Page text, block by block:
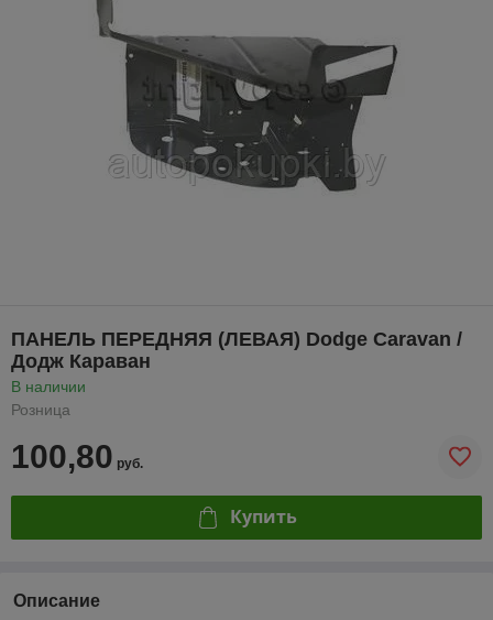
ПАНЕЛЬ ПЕРЕДНЯЯ (ЛЕВАЯ) Dodge Caravan /
Додж Караван
В наличии
Розница
100,80 руб.
Купить
Описание